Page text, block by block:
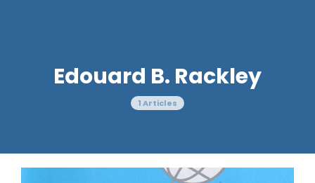
Edouard B. Rackley
1 Articles